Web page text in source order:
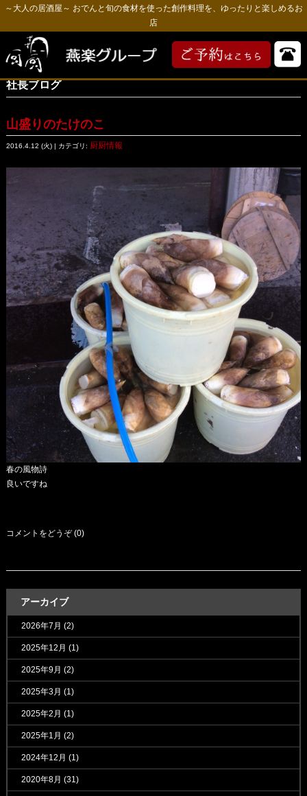
～大人の居酒屋～ おでんと旬の食材を使った創作料理を、ゆったりと楽しめるお
店
社長ブログ
山盛りのたけのこ
2016.4.12 (火) | カテゴリ: 厨厨情報
春の風物詩
良いですね
コメントをどうぞ (0)
アーカイブ
2026年7月 (2)
2025年12月 (1)
2025年9月 (2)
2025年3月 (1)
2025年2月 (1)
2025年1月 (2)
2024年12月 (1)
2020年8月 (31)